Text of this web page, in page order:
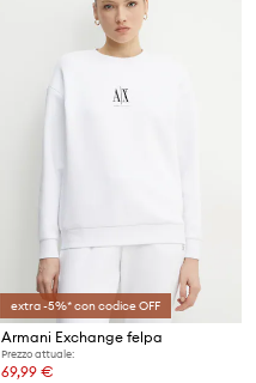
extra -5%* con codice OFF
Armani Exchange felpa
Prezzo attuale:
69,99 €